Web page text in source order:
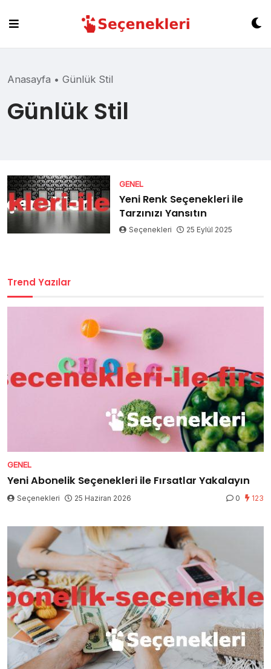
content
Anasayfa • Günlük Stil
Günlük Stil
GENEL
Yeni Renk Seçenekleri ile
Tarzınızı Yansıtın
Seçenekleri 25 Eylül 2025
Trend Yazılar
GENEL
Yeni Abonelik Seçenekleri ile Fırsatlar Yakalayın
Seçenekleri 25 Haziran 2026 0 123